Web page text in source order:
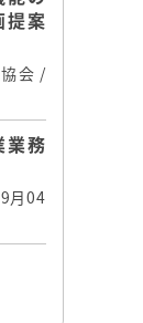
提案
会 /
業務
月04